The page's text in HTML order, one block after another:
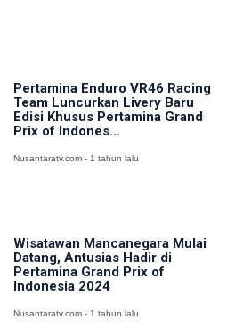
Pertamina Enduro VR46 Racing
Team Luncurkan Livery Baru
Edisi Khusus Pertamina Grand
Prix of Indones...
Nusantaratv.com - 1 tahun lalu
Wisatawan Mancanegara Mulai
Datang, Antusias Hadir di
Pertamina Grand Prix of
Indonesia 2024
Nusantaratv.com - 1 tahun lalu